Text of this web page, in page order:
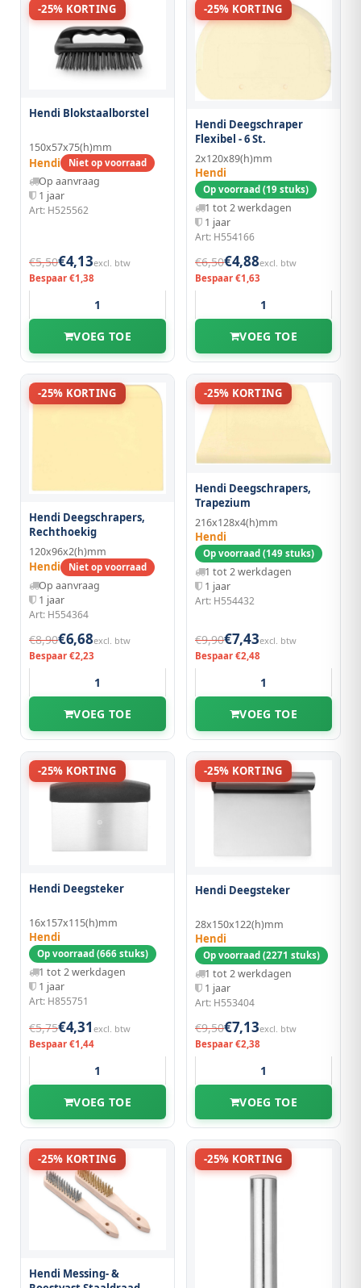
-25% KORTING
Hendi Blokstaalborstel
150x57x75(h)mm
Hendi Niet op voorraad
Op aanvraag
1 jaar
Art: H525562
€5,50€4,13excl. btw
Bespaar €1,38
VOEG TOE
-25% KORTING
Hendi Deegschraper
Flexibel - 6 St.
2x120x89(h)mm
Hendi
Op voorraad (19 stuks)
1 tot 2 werkdagen
1 jaar
Art: H554166
€6,50€4,88excl. btw
Bespaar €1,63
VOEG TOE
-25% KORTING
Hendi Deegschrapers,
Rechthoekig
120x96x2(h)mm
Hendi Niet op voorraad
Op aanvraag
1 jaar
Art: H554364
€8,90€6,68excl. btw
Bespaar €2,23
VOEG TOE
-25% KORTING
Hendi Deegschrapers,
Trapezium
216x128x4(h)mm
Hendi
Op voorraad (149 stuks)
1 tot 2 werkdagen
1 jaar
Art: H554432
€9,90€7,43excl. btw
Bespaar €2,48
VOEG TOE
-25% KORTING
Hendi Deegsteker
16x157x115(h)mm
Hendi
Op voorraad (666 stuks)
1 tot 2 werkdagen
1 jaar
Art: H855751
€5,75€4,31 excl. btw
Bespaar €1,44
VOEG TOE
-25% KORTING
Hendi Deegsteker
28x150x122(h)mm
Hendi
Op voorraad (2271 stuks)
1 tot 2 werkdagen
1 jaar
Art: H553404
€9,50€7,13excl. btw
Bespaar €2,38
VOEG TOE
-25% KORTING
Hendi Messing- &
-25% KORTING